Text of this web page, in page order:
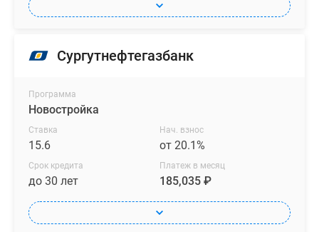
Сургутнефтегазбанк
Программа
Новостройка
Ставка
15.6
Нач. взнос
от 20.1%
Срок кредита
до 30 лет
Платеж в месяц
185,035 ₽